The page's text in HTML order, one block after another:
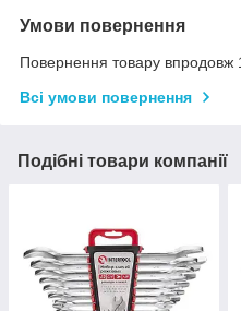
Умови повернення
Повернення товару впродовж
Всі умови повернення
Подібні товари компанії